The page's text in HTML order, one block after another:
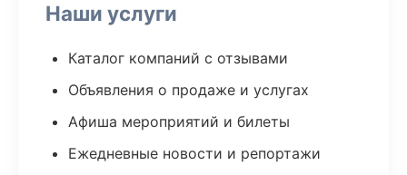
Наши услуги
Каталог компаний с отзывами
Объявления о продаже и услугах
Афиша мероприятий и билеты
Ежедневные новости и репортажи